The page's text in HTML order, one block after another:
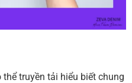
truyền tải hiểu biết chung